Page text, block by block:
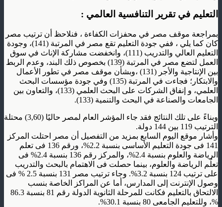
التعليم في تقرير التنافسية العالمي :
بمراجعة موقف مصر في محفزات الكفاءة ، فنلاحظ أن ترتيب مصر
كان كما يلي ، ففي جودة التعليم تقع مصر في المرتبة (141)، وجودة
التعليم العالي والتدريب (111)، وانخفضت مشاركة الإناث في سوق
العمل لتضع مصر في المرتبة (139) بخصوص ذلك البند، وعدم الربط
بين الإنتاجية والأجر (131) ،وبشأن موقف مصر في تطور الأعمال
والابتكار؛ فجاءت في المرتبة (135) وفي جودة مؤسسات البحث
العلمي، و إنفاق الشركات على البحث العلمي (133)، والتعاون بين
الجامعات والصناعة في البحث والتنمية (133).
وبناءً على تلك النتائج فقد جاء المؤشر العام لمصر حاليًا (3,60) محتلة
الترتيب 119 بين 144 دولة.
وأشار موقع اليوم السابع بمزيد من التفصيل أن مصر احتلت المركز
141 فى جودة التعليم الأساسى بنسبة 2.2%، ورقم 136 فى تعلم
الرياضة والعلوم بنسبة 2.4%، والمركز رقم 136 بنسبة 2.4% فى
تعلُم الرياضة والعلوم، بينما حصلت فى الاهتمام بالبحث والتدريب
على ترتيب 124 بنسبة 3.2%. وجاء ترتيب مصر 131 بنسبة 2.5 % فى
وصول الإنترنت إلى المدارس، أما عن المراكز الخاصة بنسب
الالتحاق بالتعليم فكانت للمرحلة الثانوية الدولة رقم 81 بنسبة 86.3
%، وللتعليم الجامعى 80 بنسبة 30.1%.